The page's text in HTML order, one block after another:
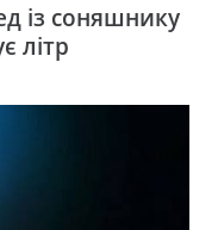
із соняшнику
літр